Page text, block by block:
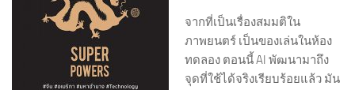
จากที่เป็นเรื่องสมมติใน
ภาพยนตร์ เป็นของเล่นในห้อง
ทดลอง ตอนนี้ AI พัฒนามาถึง
จุดที่ใช้ได้จริงเรียบร้อยแล้ว มัน